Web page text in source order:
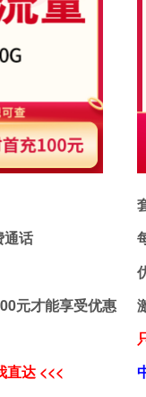
通话
元才能享受优惠
直达 <<<